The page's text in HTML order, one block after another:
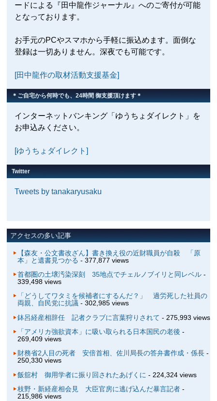
ードによる『田中龍作ジャーナル』へのご寄付が可能
となっております。
お手元のPCやスマホから手軽に振込めます。面倒な
登録は一切ありません。深夜でも可能です。
[田中龍作の取材活動支援基金]
＊ご自宅から何時でも、24時間 御支援頂けます＊
インターネットバンキング「ゆうちょダイレクト」を
お申込みください。
[ゆうちょダイレクト]
Twitter
Tweets by tanakaryusaku
アクセスの多い記事
【森友・公文書改ざん】書き換え役の近財職員が自殺 「原
本」と遺書見つかる - 377,877 views
首都圏の土壌汚染深刻 35地点でチェルノブイリと同レベル-
339,498 views
「どうしてワタミを候補者にするんだ？」 過労死した社員の
両親、自民党に抗議- 302,985 views
鉢呂経産相辞任 記者クラブに言葉狩りされて - 275,993 views
「アメリカ強欲資本」に吸い取られる日本国民の老後 -
269,409 views
財務省2人目の死者 安倍首相、佐川局長の答弁書作成・係長-
250,330 views
飯舘村 御用学者に振り回されたあげくに - 224,324 views
枝野・新経産相会見 大臣官房に逃げ込んだ暴言記者-
215,986 views